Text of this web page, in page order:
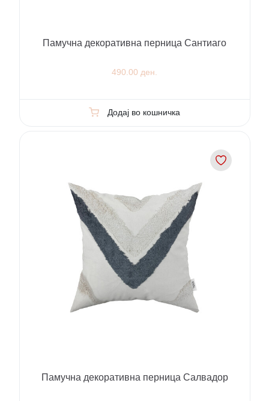
Памучна декоративна перница Сантиаго
490.00 ден.
Додај во кошничка
Памучна декоративна перница Салвадор